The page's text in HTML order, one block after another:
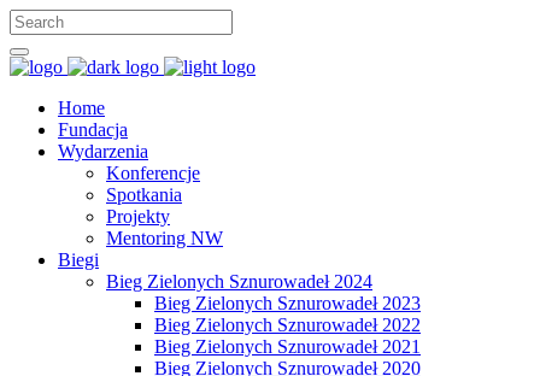
Home
Fundacja
Wydarzenia
Konferencje
Spotkania
Projekty
Mentoring NW
Biegi
Bieg Zielonych Sznurowadeł 2024
Bieg Zielonych Sznurowadeł 2023
Bieg Zielonych Sznurowadeł 2022
Bieg Zielonych Sznurowadeł 2021
Bieg Zielonych Sznurowadeł 2020